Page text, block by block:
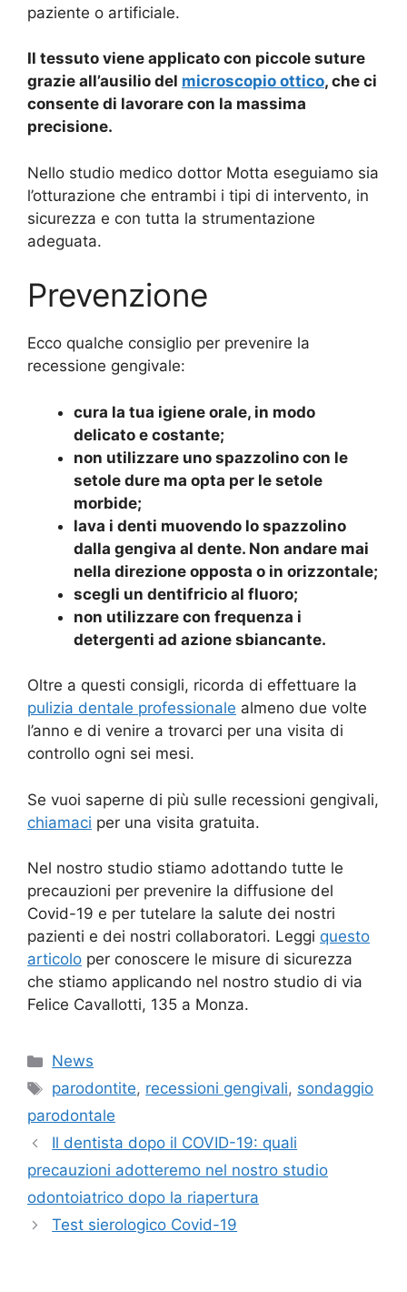
paziente o artificiale.
Il tessuto viene applicato con piccole suture
grazie all’ausilio del microscopio ottico, che ci
consente di lavorare con la massima
precisione.
Nello studio medico dottor Motta eseguiamo sia
l’otturazione che entrambi i tipi di intervento, in
sicurezza e con tutta la strumentazione
adeguata.
Prevenzione
Ecco qualche consiglio per prevenire la
recessione gengivale:
cura la tua igiene orale, in modo
delicato e costante;
non utilizzare uno spazzolino con le
setole dure ma opta per le setole
morbide;
lava i denti muovendo lo spazzolino
dalla gengiva al dente. Non andare mai
nella direzione opposta o in orizzontale;
scegli un dentifricio al fluoro;
non utilizzare con frequenza i
detergenti ad azione sbiancante.
Oltre a questi consigli, ricorda di effettuare la
pulizia dentale professionale almeno due volte
l’anno e di venire a trovarci per una visita di
controllo ogni sei mesi.
Se vuoi saperne di più sulle recessioni gengivali,
chiamaci per una visita gratuita.
Nel nostro studio stiamo adottando tutte le
precauzioni per prevenire la diffusione del
Covid-19 e per tutelare la salute dei nostri
pazienti e dei nostri collaboratori. Leggi questo
articolo per conoscere le misure di sicurezza
che stiamo applicando nel nostro studio di via
Felice Cavallotti, 135 a Monza.
Categorie
News
Tag
parodontite, recessioni gengivali, sondaggio
parodontale
Il dentista dopo il COVID-19: quali
precauzioni adotteremo nel nostro studio
odontoiatrico dopo la riapertura
Test sierologico Covid-19